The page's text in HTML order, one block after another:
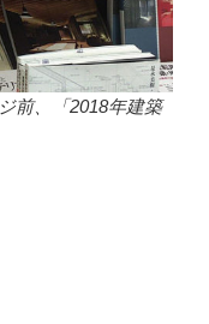
前、「2018年建築